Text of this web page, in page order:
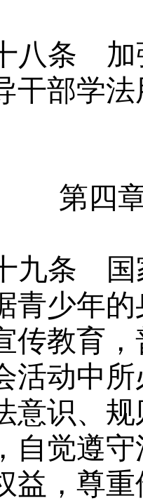
八条 加
干部学
第四
九条 国
青少年
传教育
活动中
意识、
自觉遵
益，尊